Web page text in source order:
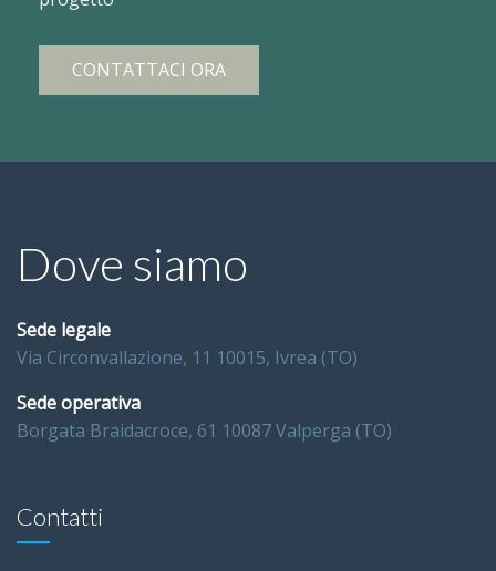
CONTATTACI ORA
Dove siamo
Sede legale
Via Circonvallazione, 11 10015, Ivrea (TO)
Sede operativa
Borgata Braidacroce, 61 10087 Valperga (TO)
Contatti